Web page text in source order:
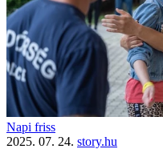
Napi friss
2025. 07. 24. story.hu